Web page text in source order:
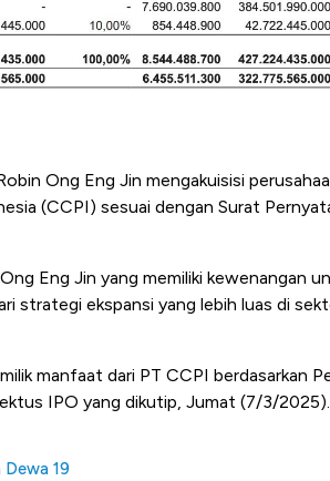
Ong Eng Jin mengakuisisi
(CCPI) sesuai dengan Surat
Eng Jin yang memiliki kewenangan
strategi ekspansi yang lebih luas di
manfaat dari PT CCPI berdasarkan
IPO yang dikutip, Jumat (7/3/2025).
Dewa 19